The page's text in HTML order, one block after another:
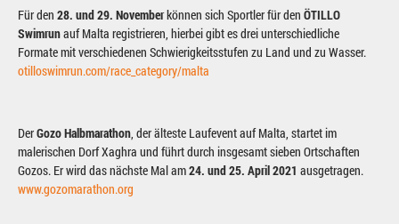
Für den 28. und 29. Novemberkönnen sich Sportler für den ÖTILLO
Swimrunauf Malta registrieren, hierbei gibt es drei unterschiedliche
Formate mit verschiedenen Schwierigkeitsstufen zu Land und zu Wasser.
otilloswimrun.com/race_category/malta
DerGozo Halbmarathon, der älteste Laufevent auf Malta, startet im
malerischen Dorf Xaghra und führt durch insgesamt sieben Ortschaften
Gozos. Er wird das nächste Mal am24. und 25. April 2021 ausgetragen.
www.gozomarathon.org